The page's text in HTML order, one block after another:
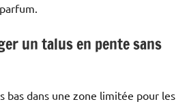
un talus en pente sans
bas dans une zone limitée pour les